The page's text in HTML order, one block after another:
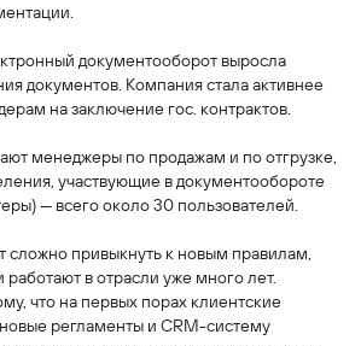
документооборот выросла
документов. Компания стала активнее
на заключение гос. контрактов.
менеджеры по продажам и по отгрузке,
участвующие в документообороте
— всего около 30 пользователей.
сложно привыкнуть к новым правилам,
в отрасли уже много лет.
что на первых порах клиентские
регламенты и CRM-систему